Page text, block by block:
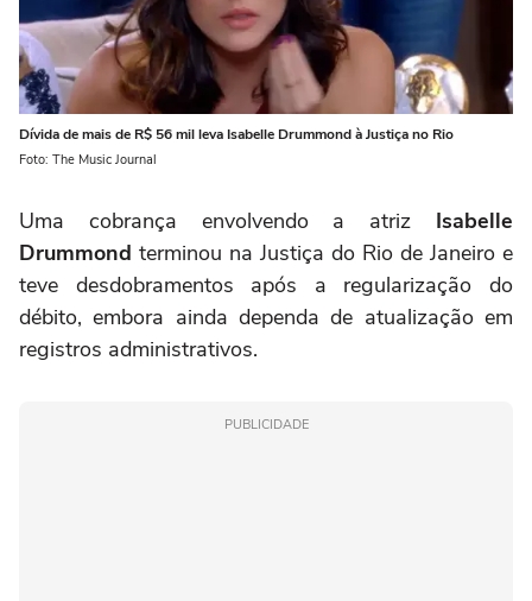
Dívida de mais de R$ 56 mil leva Isabelle Drummond à Justiça no Rio
Foto: The Music Journal
Uma cobrança envolvendo a atriz Isabelle
Drummond terminou na Justiça do Rio de Janeiro e
teve desdobramentos após a regularização do
débito, embora ainda dependa de atualização em
registros administrativos.
PUBLICIDADE